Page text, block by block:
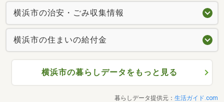
横浜市の治安・ごみ収集情報
横浜市の住まいの給付金
横浜市の暮らしデータをもっと見る
暮らしデータ提供元： 生活ガイド.com